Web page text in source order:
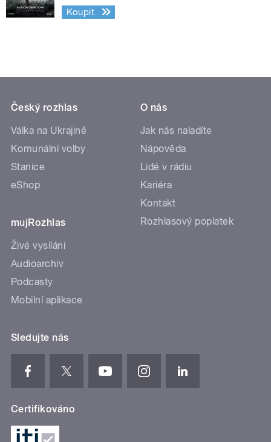
Koupit
Český rozhlas
Válka na Ukrajině
Komunální volby
Stanice
eShop
mujRozhlas
Živé vysílání
Audioarchiv
Podcasty
Mobilní aplikace
O nás
Jak nás naladíte
Nápověda
Lidé v rádiu
Kariéra
Kontakt
Rozhlasový poplatek
Sledujte nás
Certifikováno